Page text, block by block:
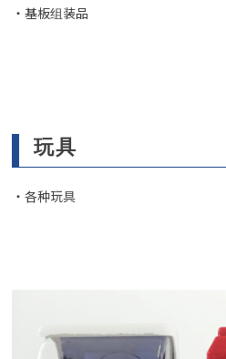
・基板组装品
玩具
・各种玩具